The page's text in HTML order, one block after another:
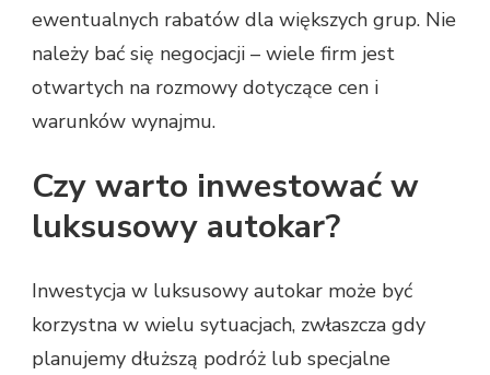
ewentualnych rabatów dla większych grup. Nie
należy bać się negocjacji – wiele firm jest
otwartych na rozmowy dotyczące cen i
warunków wynajmu.
Czy warto inwestować w
luksusowy autokar?
Inwestycja w luksusowy autokar może być
korzystna w wielu sytuacjach, zwłaszcza gdy
planujemy dłuższą podróż lub specjalne